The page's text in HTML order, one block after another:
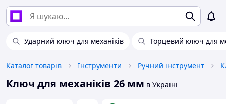
Ударний ключ для механіків Торцевий ключ для
Каталог товарів Інструменти Ручний інструмент
Ключ для механіків 26 мм в Україні